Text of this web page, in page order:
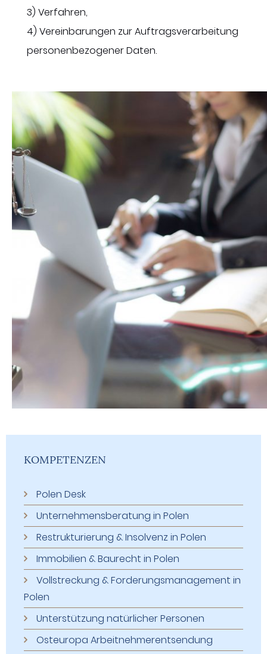
3) Verfahren,
4) Vereinbarungen zur Auftragsverarbeitung
personenbezogener Daten.
KOMPETENZEN
Polen Desk
Unternehmensberatung in Polen
Restrukturierung & Insolvenz in Polen
Immobilien & Baurecht in Polen
Vollstreckung & Forderungsmanagement in
Polen
Unterstützung natürlicher Personen
Osteuropa Arbeitnehmerentsendung